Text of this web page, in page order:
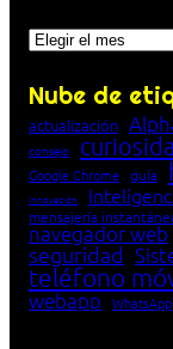
Archivos
Nube de
actualización
consejo
Google Chrome guía
innovación
mensajería
navegador web
seguridad
teléfono
webapp WhatsApp